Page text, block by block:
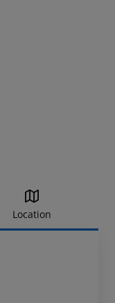
Location